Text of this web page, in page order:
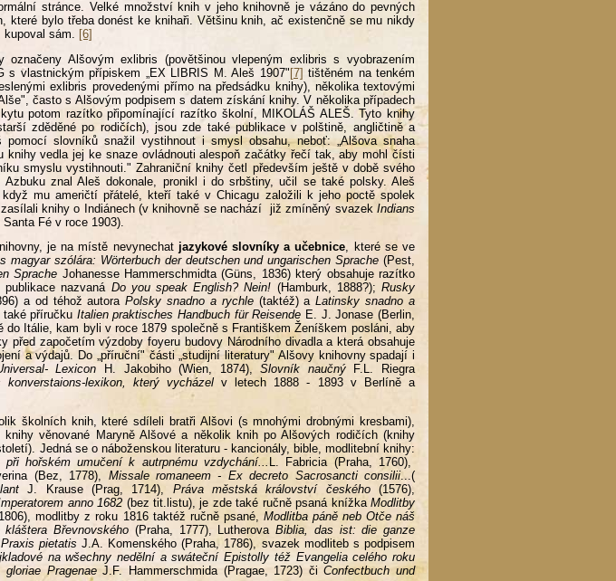
stránce. Velké množství knih v jeho knihovně je vázáno do pevných
které bylo třeba donést ke knihaři. Většinu knih, ač existenčně se mu nikdy
sám. [6]
Alšovým exlibris (povětšinou vlepeným exlibris s vyobrazením
s vlastnickým přípiskem „EX LIBRIS M. Aleš 1907"[7] tištěném na tenkém
exlibris provedenými přímo na předsádku knihy), několika textovými
často s Alšovým podpisem s datem získání knihy. V několika případech
potom razítko připomínající razítko školní, MIKOLÁŠ ALEŠ. Tyto knihy
zděděné po rodičích), jsou zde také publikace v polštině, angličtině a
slovníků snažil vystihnout i smysl obsahu, neboť: „Alšova snaha
knihy vedla jej ke snaze ovládnouti alespoň začátky řečí tak, aby mohl čísti
smyslu vystihnouti." Zahraniční knihy četl především ještě v době svého
znal Aleš dokonale, pronikl i do srbštiny, učil se také polsky. Aleš
mu američtí přátelé, kteří také v Chicagu založili k jeho poctě spolek
knihy o Indiánech (v knihovně se nachází již zmíněný svazek Indians
Fé v roce 1903).
je na místě nevynechat jazykové slovníky a učebnice, které se ve
magyar szólára: Wörterbuch der deutschen und ungarischen Sprache (Pest,
Sprache Johanesse Hammerschmidta (Güns, 1836) který obsahuje razítko
nazvaná Do you speak English? Nein! (Hamburk, 1888?);Rusky
a od téhož autoraPolsky snadno a rychle(taktéž) aLatinsky snadno a
příručku Italien praktisches Handbuch für Reisende E. J. Jonase (Berlin,
do Itálie, kam byli v roce 1879 společně s Františkem Ženíškem posláni, aby
před započetím výzdoby foyeru budovy Národního divadla a která obsahuje
a výdajů. Do „příruční" části „studijní literatury" Alšovy knihovny spadají i
Lexicon H. Jakobiho (Wien, 1874),Slovník naučnýF.L. Riegra
konverstaions-lexikon, který vycházelv letech 1888 - 1893 v Berlíně a
školních knih, které sdíleli bratři Alšovi (s mnohými drobnými kresbami),
věnované Maryně Alšové a několik knih po Alšových rodičích (knihy
Jedná se o náboženskou literaturu - kancionály, bible, modlitební knihy:
hořském umučení k autrpnému vzdychání... L. Fabricia (Praha, 1760),
(Bez, 1778), Missale romaneem - Ex decreto Sacrosancti consilii...(
J. Krause (Prag, 1714), Práva městská království českého(1576),
anno 1682 (bez tit.listu), je zde také ručně psaná knížka Modlitby
modlitby z roku 1816 taktéž ručně psané, Modlitba páně neb Otče náš
Břevnovského (Praha, 1777), LutherovaBiblia, das ist: die ganze
Praxis pietatis J.A. Komenského (Praha, 1786), svazek modliteb s podpisem
na wšechny nedělní a swáteční Epistolly též Evangelia celého roku
gloriae PragenaeJ.F. Hammerschmida (Pragae, 1723) čiConfectbuch und